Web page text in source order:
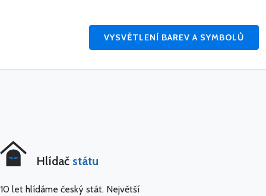
VYSVĚTLENÍ BAREV A SYMBOLŮ
Hlídač státu
10 let hlídáme český stát. Největší